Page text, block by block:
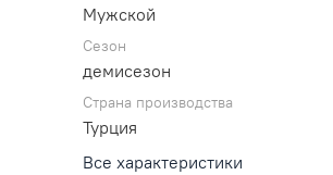
Мужской
Сезон
демисезон
Страна производства
Турция
Все характеристики